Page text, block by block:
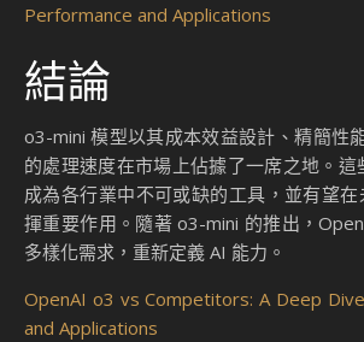
Performance and Applications
結論
o3-mini 模型以其成本效益設計、精簡性
的處理速度在市場上佔據了一席之地。
成為各行業中不可或缺的工具，並有望
揮重要作用。隨著 o3-mini 的推出，
多樣化需求，重新定義 AI 能力。
OpenAI o3 vs Competitors: A Deep
and Applications